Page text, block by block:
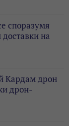
споразумя
на
Кардам дрон
дрон-